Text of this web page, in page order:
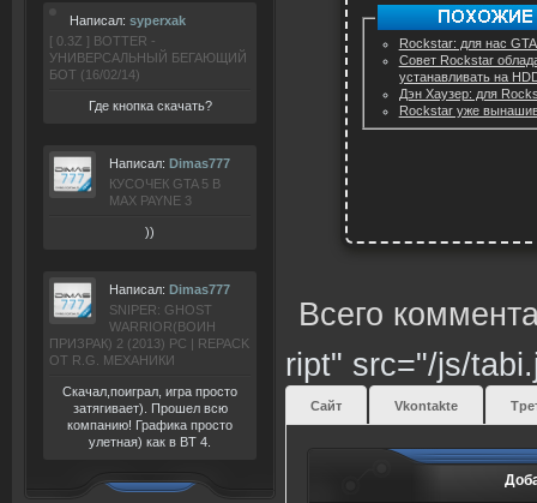
Написал: syperxak
[ 0.3Z ] BOTTER -
УНИВЕРСАЛЬНЫЙ БЕГАЮЩИЙ
БОТ (16/02/14)
Где кнопка скачать?
Написал: Dimas777
КУСОЧЕК GTA 5 В
MAX PAYNE 3
))
Написал: Dimas777
SNIPER: GHOST
WARRIOR(ВОИН
ПРИЗРАК) 2 (2013) РС | REPACK
ОТ R.G. МЕХАНИКИ
Скачал,поиграл, игра просто
затягивает). Прошел всю
компанию! Графика просто
улетная) как в BT 4.
Rockstar: для нас
Совет Rockstar
устанавливать на
Дэн Хаузер: для
Rockstar уже
Всего
ript" src="/js/
Сайт Vkontakte